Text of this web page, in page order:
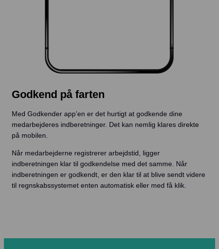
Godkend på farten
Med Godkender app’en er det hurtigt at godkende dine
medarbejderes indberetninger. Det kan nemlig klares direkte
på mobilen.
Når medarbejderne registrerer arbejdstid, ligger
indberetningen klar til godkendelse med det samme. Når
indberetningen er godkendt, er den klar til at blive sendt videre
til regnskabssystemet enten automatisk eller med få klik.